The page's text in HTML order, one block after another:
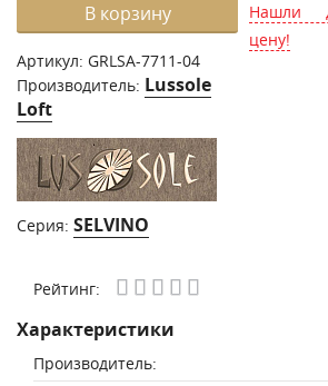
В корзину
Артикул: GRLSA-7711-04
Производитель: Lussole
Loft
Серия: SELVINO
Нашли
цену!
Рейтинг:
Характеристики
Производитель: